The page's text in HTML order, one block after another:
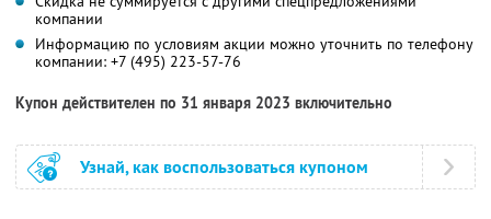
компании
Информацию по условиям акции можно уточнить по телефону
компании: +7 (495) 223-57-76
Купон действителен по 31 января 2023 включительно
Узнай, как воспользоваться купоном